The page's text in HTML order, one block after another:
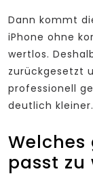
Dann kommt
iPhone ohne
wertlos.
zurückgesetzt
professionell
deutlich kleiner.
passt zu